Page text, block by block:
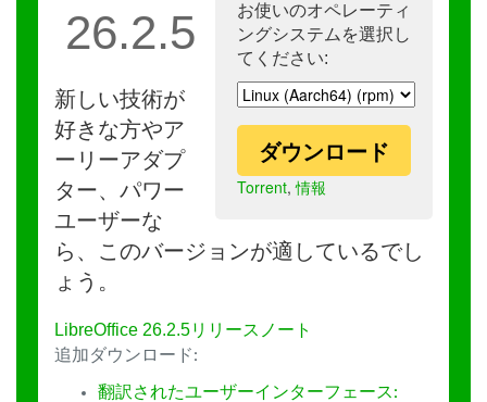
お使いのオペレーティ
ングシステムを選択し
てください:
ダウンロード
Torrent,情報
26.2.5
新しい技術が
好きな方やア
ーリーアダプ
ター、パワー
ユーザーな
ら、このバージョンが適しているでし
ょう。
LibreOffice 26.2.5リリースノート
追加ダウンロード:
翻訳されたユーザーインターフェース: